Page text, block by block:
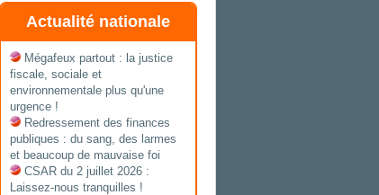
Actualité nationale
Mégafeux partout : la justice
fiscale, sociale et
environnementale plus qu'une
urgence !
Redressement des finances
publiques : du sang, des larmes
et beaucoup de mauvaise foi
CSAR du 2 juillet 2026 :
Laissez-nous tranquilles !